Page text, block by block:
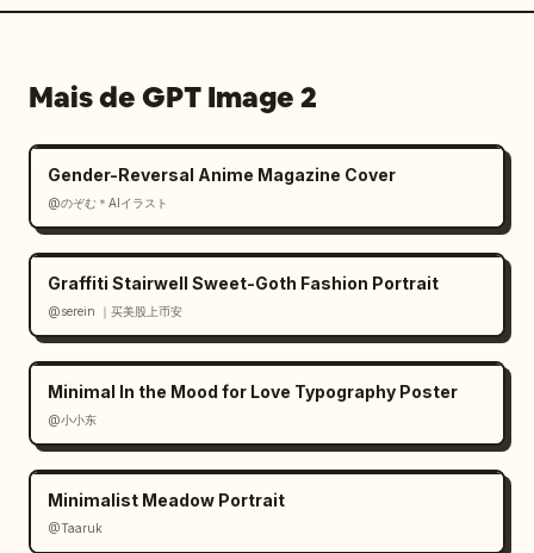
Mais de GPT Image 2
Gender-Reversal Anime Magazine Cover
@のぞむ＊AIイラスト
Graffiti Stairwell Sweet-Goth Fashion Portrait
@serein ｜买美股上币安
Minimal In the Mood for Love Typography Poster
@小小东
Minimalist Meadow Portrait
@Taaruk